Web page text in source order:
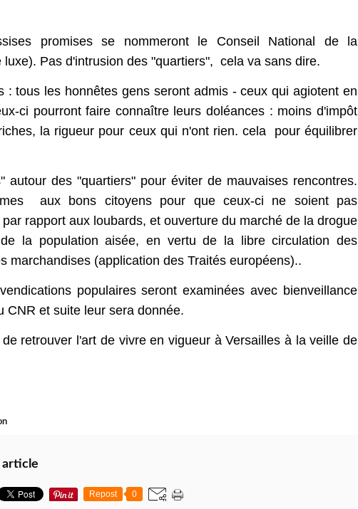
promises se nommeront le Conseil National de la
luxe). Pas d'intrusion des "quartiers", cela va sans dire.
: tous les honnêtes gens seront admis - ceux qui agiotent en
ci pourront faire connaître leurs doléances : moins d'impôt
la rigueur pour ceux qui n'ont rien. cela pour équilibrer
autour des "quartiers" pour éviter de mauvaises rencontres.
aux bons citoyens pour que ceux-ci ne soient pas
rapport aux loubards, et ouverture du marché de la drogue
la population aisée, en vertu de la libre circulation des
marchandises (application des Traités européens)..
populaires seront examinées avec bienveillance
CNR et suite leur sera donnée.
retrouver l'art de vivre en vigueur à Versailles à la veille de
article
Repost 0